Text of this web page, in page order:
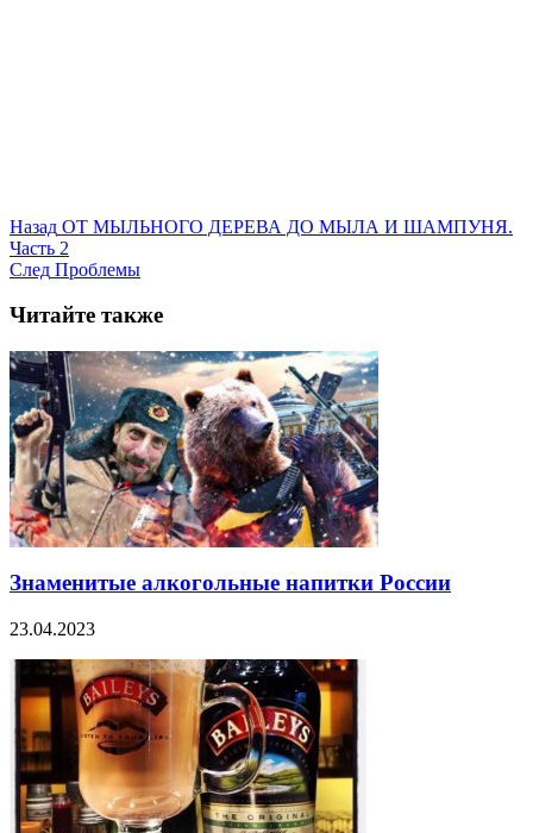
Назад ОТ МЫЛЬНОГО ДЕРЕВА ДО МЫЛА И ШАМПУНЯ.
Часть 2
След Проблемы
Читайте также
Знаменитые алкогольные напитки России
23.04.2023